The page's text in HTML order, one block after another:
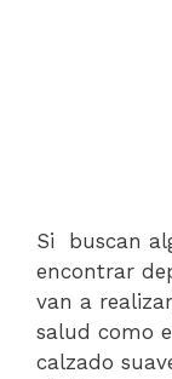
Si buscan
encontrar
van a
salud como
calzado